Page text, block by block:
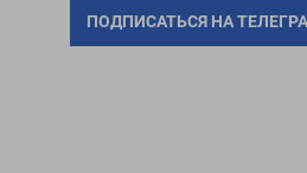
ПОДПИСАТЬСЯ НА